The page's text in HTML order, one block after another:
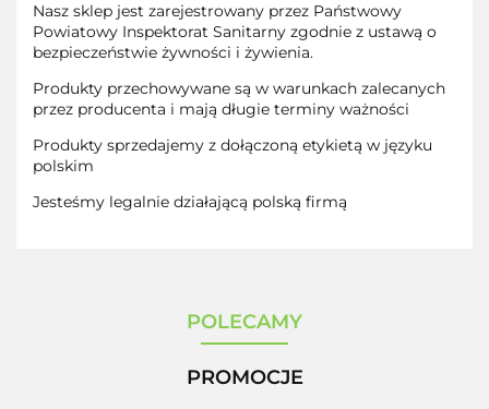
Nasz sklep jest zarejestrowany przez Państwowy
Powiatowy Inspektorat Sanitarny zgodnie z ustawą o
bezpieczeństwie żywności i żywienia.
Produkty przechowywane są w warunkach zalecanych
przez producenta i mają długie terminy ważności
Produkty sprzedajemy z dołączoną etykietą w języku
polskim
Jesteśmy legalnie działającą polską firmą
POLECAMY
PROMOCJE